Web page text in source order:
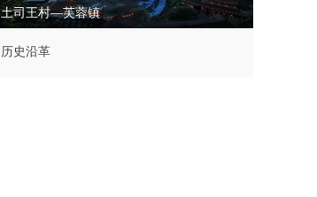
土司王村—芙蓉镇
历史沿革